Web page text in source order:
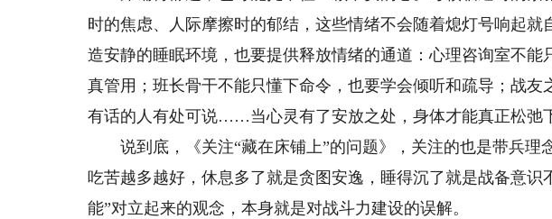
时的焦虑、人际摩擦时的郁结，这些情绪不会随着熄灯号响起就
造安静的睡眠环境，也要提供释放情绪的通道：心理咨询室不能
真管用；班长骨干不能只懂下命令，也要学会倾听和疏导；战友
有话的人有处可说……当心灵有了安放之处，身体才能真正松弛
说到底，《关注“藏在床铺上”的问题》，关注的也是带兵理
吃苦越多越好，休息多了就是贪图安逸，睡得沉了就是战备意识
能”对立起来的观念，本身就是对战斗力建设的误解。